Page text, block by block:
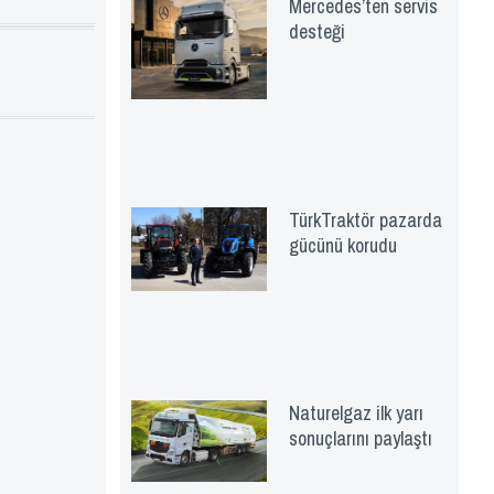
Mercedes’ten servis
desteği
TürkTraktör pazarda
gücünü korudu
Naturelgaz ilk yarı
sonuçlarını paylaştı